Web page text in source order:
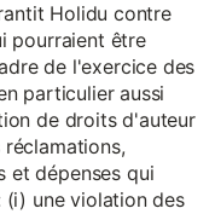
Holidu contre
pourraient être
de l'exercice des
particulier aussi
de droits d'auteur
et dépenses qui
(i) une violation des